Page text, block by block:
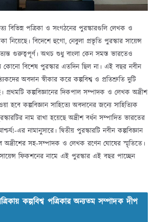
বিভিন্ন পত্রিকা ও সংগঠনের পুরস্কারগুলি লেখক ও
নিয়েছে। বিদেশে হুগো, নেবুলা প্রভৃতি পুরস্কার সায়েন্স
গুরুত্বপূর্ণ। অথচ শুধু বাংলা কেন সমস্ত ভারতেও
কোনো বিশেষ পুরস্কার এতদিন ছিল না। এই বছর নবীন
অবদান স্বীকার করে কল্পবিশ্ব ও প্রতিশ্রুতি দুটি
কল্পবিজ্ঞানের দিকপাল সম্পাদক ও লেখক অদ্রীশ
হবে কল্পবিজ্ঞান সাহিত্যে অবদানের জন্যে সাহিত্যিক
নাম রাখা হয়েছে অদ্রীশ বর্ধন সম্পাদিত ভারতের
এর নামানুসারে। দ্বিতীয় পুরস্কারটি নবীন কল্পবিজ্ঞান
অদ্রীশের সহ-সম্পাদক ও লেখক রণেন ঘোষের স্মৃতিতে।
সায়েন্স ফিকশনের নামে এই পুরস্কার এই বছর পাচ্ছেন
কল্পবিশ্ব পত্রিকার অন্যতম সম্পাদক দীপ